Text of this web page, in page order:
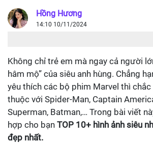
Hồng Hương
14:10 10/11/2024
Không chỉ trẻ em mà ngay cả người
hâm mộ” của siêu anh hùng. Chẳng
yêu thích các bộ phim Marvel thì chắc
thuộc với Spider-Man, Captain
Superman, Batman,… Trong bài viết
hợp cho bạn TOP 10+ hình ảnh siêu
đẹp nhất.